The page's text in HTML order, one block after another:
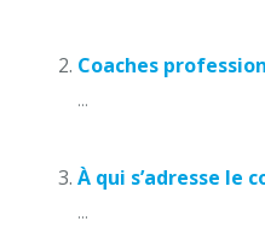
Coaches
...
À qui s’adresse le
...